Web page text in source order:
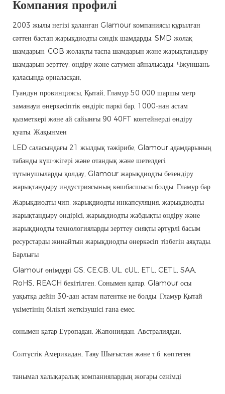
Компания профилі
2003 жылы негізі қаланған Glamour компаниясы құрылған
сәттен бастап жарықдиодты сәндік шамдарды, SMD жолақ
шамдарын, COB жолақты таспа шамдарын және жарықтандыру
шамдарын зерттеу, өндіру және сатумен айналысады. Чжуншань
қаласында орналасқан,
Гуандун провинциясы, Қытай, Гламур 50 000 шаршы метр
заманауи өнеркәсіптік өндіріс паркі бар, 1000-нан астам
қызметкері және ай сайынғы 90 40FT контейнерді өндіру
қуаты. Жақынмен
LED саласындағы 21 жылдық тәжірибе, Glamour адамдарының
табанды күш-жігері және отандық және шетелдегі
тұтынушыларды қолдау, Glamour жарықдиодты безендіру
жарықтандыру индустриясының көшбасшысы болды. Гламур бар
Жарықдиодты чип, жарықдиодты инкапсуляция, жарықдиодты
жарықтандыру өндірісі, жарықдиодты жабдықты өндіру және
жарықдиодты технологияларды зерттеу сияқты әртүрлі басым
ресурстарды жинайтын жарықдиодты өнеркәсіп тізбегін аяқтады.
Барлығы
Glamour өнімдері GS, CE,CB, UL, cUL, ETL, CETL, SAA,
RoHS, REACH бекітілген. Сонымен қатар, Glamour осы
уақытқа дейін 30-дан астам патентке ие болды. Гламур Қытай
үкіметінің білікті жеткізушісі ғана емес,
сонымен қатар Еуропадан, Жапониядан, Австралиядан,
Солтүстік Америкадан, Таяу Шығыстан және т.б. көптеген
танымал халықаралық компаниялардың жоғары сенімді